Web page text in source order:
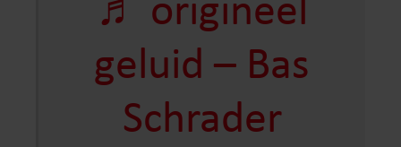
geluid – Bas
Schrader